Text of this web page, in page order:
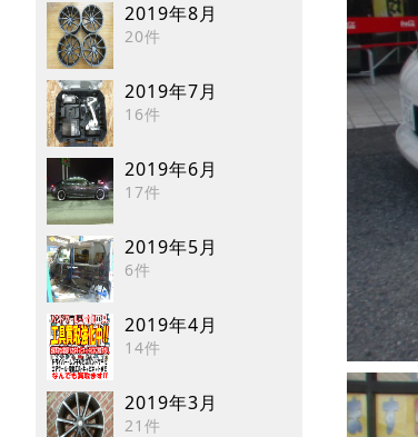
2019年8月
20件
2019年7月
16件
2019年6月
17件
2019年5月
6件
2019年4月
14件
2019年3月
21件